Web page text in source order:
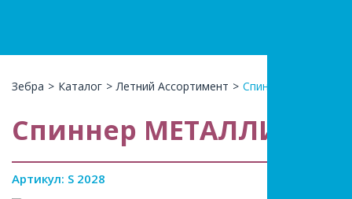
Зебра > Каталог > Летний Ассортимент > Спиннер
Спиннер МЕТАЛЛИК,
Артикул: S 2028